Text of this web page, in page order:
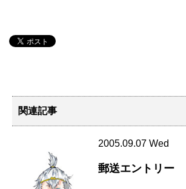
関連記事
2005.09.07 Wed
郵送エントリー